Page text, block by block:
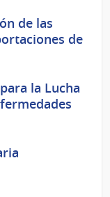
de las
de
la Lucha